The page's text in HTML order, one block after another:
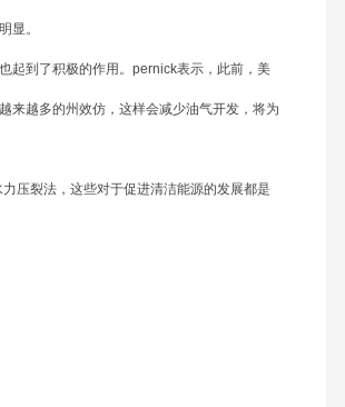
显。
到了积极的作用。pernick表示，此前，美
来越多的州效仿，这样会减少油气开发，将为
压裂法，这些对于促进清洁能源的发展都是